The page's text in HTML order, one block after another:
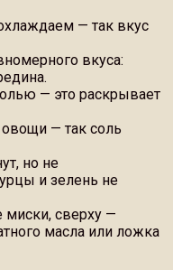
— так вкус
вкуса:
— это раскрывает
— так соль
но не
и зелень не
миски, сверху —
масла или ложка